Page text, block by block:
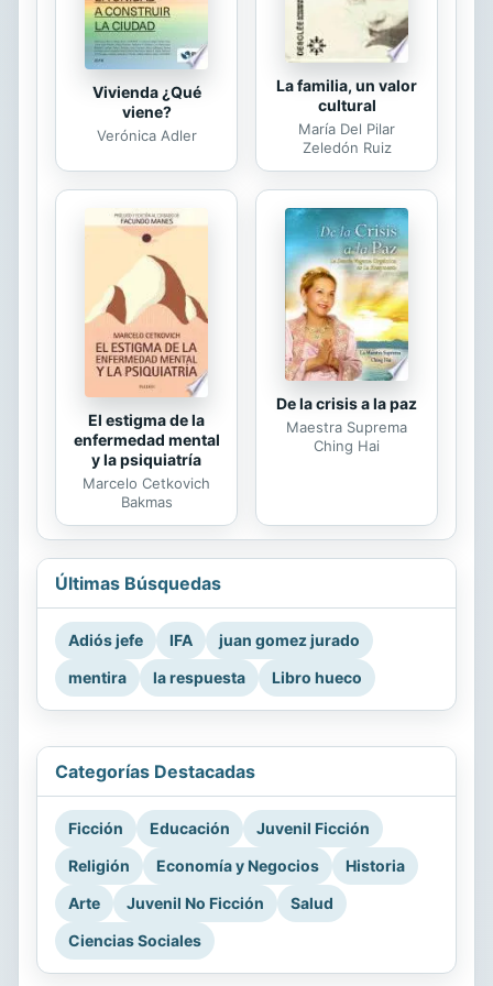
have been included...
Vivienda ¿Qué
viene?
Verónica Adler
La familia, un valor
cultural
María Del Pilar
Zeledón Ruiz
El estigma de la
enfermedad mental
y la psiquiatría
Marcelo Cetkovich
Bakmas
De la crisis a la paz
Maestra Suprema
Ching Hai
Últimas Búsquedas
Adiós jefe IFA
juan gomez jurado
mentira
la respuesta Libro hueco
Categorías Destacadas
Ficción Educación
Juvenil Ficción
Religión
Economía y Negocios
Historia
Arte
Juvenil No Ficción
Salud
Ciencias Sociales